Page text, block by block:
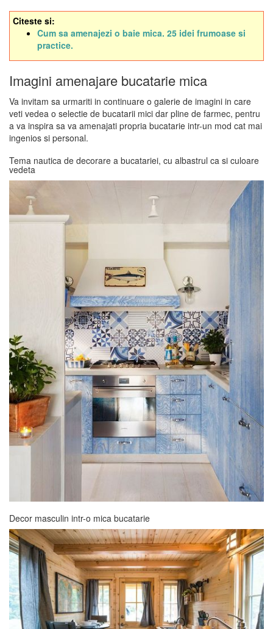
Citeste si:
Cum sa amenajezi o baie mica. 25 idei frumoase si
practice.
Imagini amenajare bucatarie mica
Va invitam sa urmariti in continuare o galerie de imagini in care
veti vedea o selectie de bucatarii mici dar pline de farmec, pentru
a va inspira sa va amenajati propria bucatarie intr-un mod cat mai
ingenios si personal.
Tema nautica de decorare a bucatariei, cu albastrul ca si culoare
vedeta
Decor masculin intr-o mica bucatarie